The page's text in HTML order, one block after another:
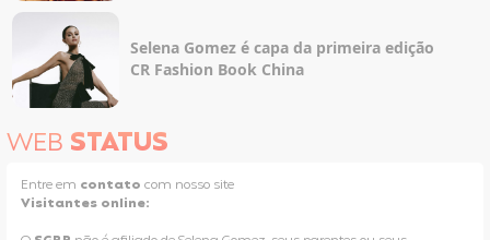
Selena Gomez é capa da primeira edição
CR Fashion Book China
WEB STATUS
Entre em contato com nosso site
Visitantes online: